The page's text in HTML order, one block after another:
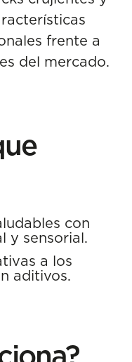
frente a
del mercado.
con
y sensorial.
a los
aditivos.